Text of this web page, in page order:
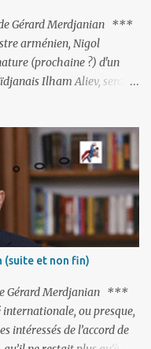
Gérard Merdjanian ***
arménien, Nigol
(prochaine ?) d'un
Ilham Aliev, serait
ou la Littérature ne sont
les négociations avec le
qui précède la chute de
ce qu'il nomme «
qu'ils l'ont précédés ne
de tous les noms, avant
ne lui suffisent
arménienne, les...
(suite et non fin)
Gérard Merdjanian ***
ou presque,
intéressés de l’accord de